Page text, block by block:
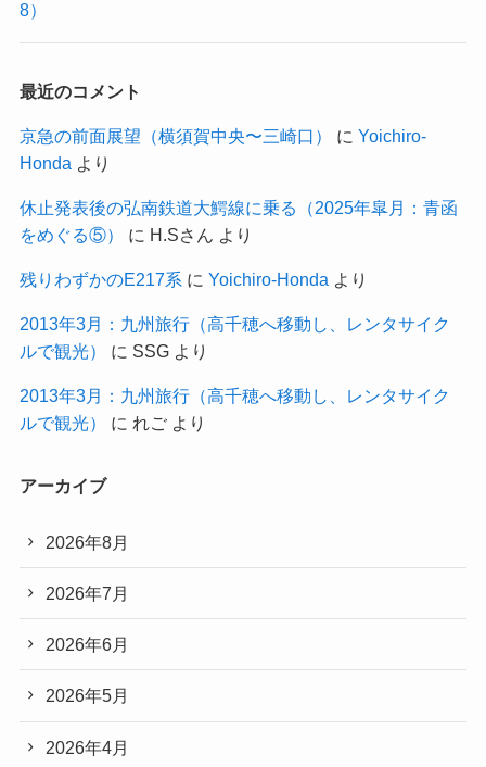
8）
最近のコメント
京急の前面展望（横須賀中央〜三崎口） に Yoichiro-
Honda より
休止発表後の弘南鉄道大鰐線に乗る（2025年皐月：青函
をめぐる⑤）
に H.Sさん より
残りわずかのE217系 に Yoichiro-Honda より
2013年3月：九州旅行（高千穂へ移動し、レンタサイク
ルで観光）
に SSGより
2013年3月：九州旅行（高千穂へ移動し、レンタサイク
ルで観光）
に れごより
アーカイブ
2026年8月
2026年7月
2026年6月
2026年5月
2026年4月